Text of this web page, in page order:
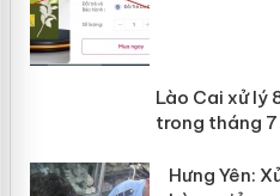
Lào Cai xử
mại trong